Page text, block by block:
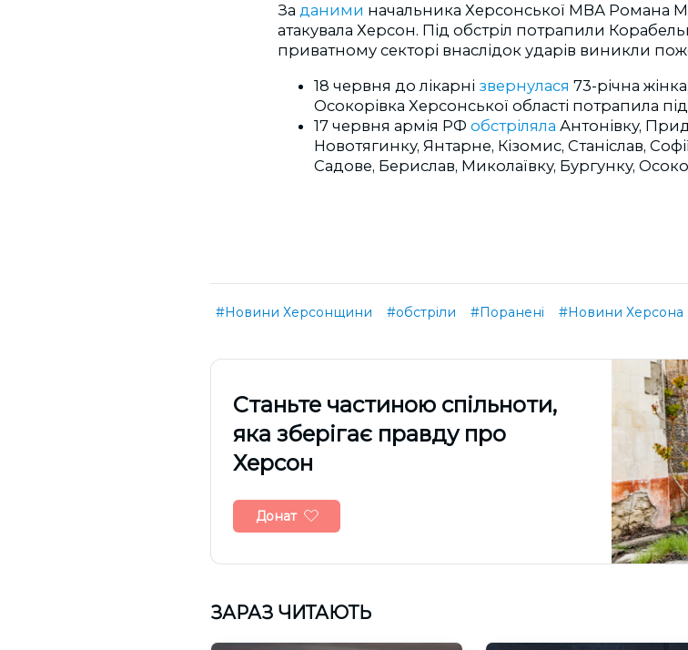
За даними начальника Херсонської МВА Романа
атакувала Херсон. Під обстріл потрапили
приватному секторі внаслідок ударів виникли
18 червня до лікарні звернулася 73-річна
Осокорівка Херсонської області потрапила
17 червня армія РФ обстріляла Антонівку,
Новотягинку, Янтарне, Кізомис, Станіслав,
Садове, Берислав, Миколаївку, Бургунку,
#Новини Херсонщини #обстріли #Поранені #Новини Херсона
Cтаньте частиною спільноти,
яка зберігає правду про
Херсон
Донат
ЗАРАЗ ЧИТАЮТЬ